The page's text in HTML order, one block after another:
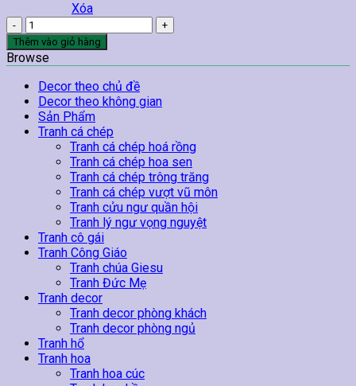
Xóa
Tranh
Hoa
Sen
Indochine
số
lượng
Thêm vào giỏ hàng
Browse
Decor theo chủ đề
Decor theo không gian
Sản Phẩm
Tranh cá chép
Tranh cá chép hoá rồng
Tranh cá chép hoa sen
Tranh cá chép trông trăng
Tranh cá chép vượt vũ môn
Tranh cửu ngư quần hội
Tranh lý ngư vọng nguyệt
Tranh cô gái
Tranh Công Giáo
Tranh chúa Giesu
Tranh Đức Mẹ
Tranh decor
Tranh decor phòng khách
Tranh decor phòng ngủ
Tranh hổ
Tranh hoa
Tranh hoa cúc